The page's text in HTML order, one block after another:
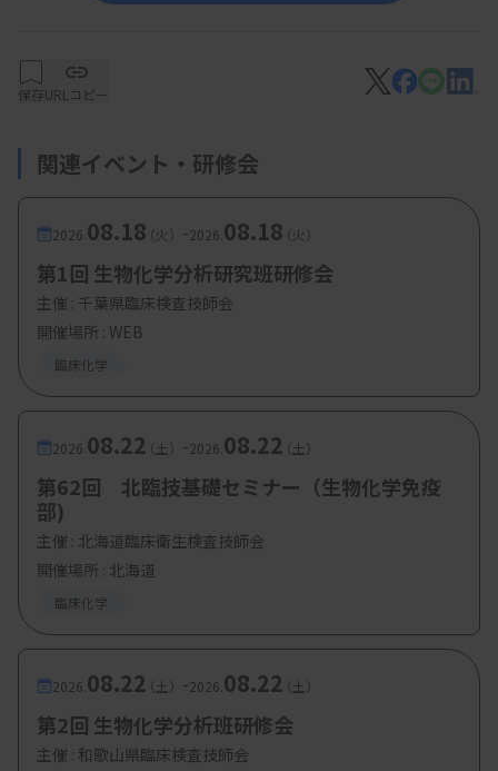
・内容2：腫瘍マーカーのピットフォール
アボットジャパン合同会社
【参加費・定員など】
・参加費：200 円
・対象：日臨技会員（県内会員に限る）
保存URLコピー
関連イベント・研修会
2026. 08.18（火） -2026. 08.18（火）
第1回 生物化学分析研究班研修会
主催 : 千葉県臨床検査技師会
開催場所 : WEB
臨床化学
2026. 08.22（土） -2026. 08.22（土）
第62回 北臨技基礎セミナー（生物化学免疫
部)
主催 : 北海道臨床衛生検査技師会
開催場所 : 北海道
臨床化学
2026. 08.22（土） -2026. 08.22（土）
第2回 生物化学分析班研修会
主催 : 和歌山県臨床検査技師会